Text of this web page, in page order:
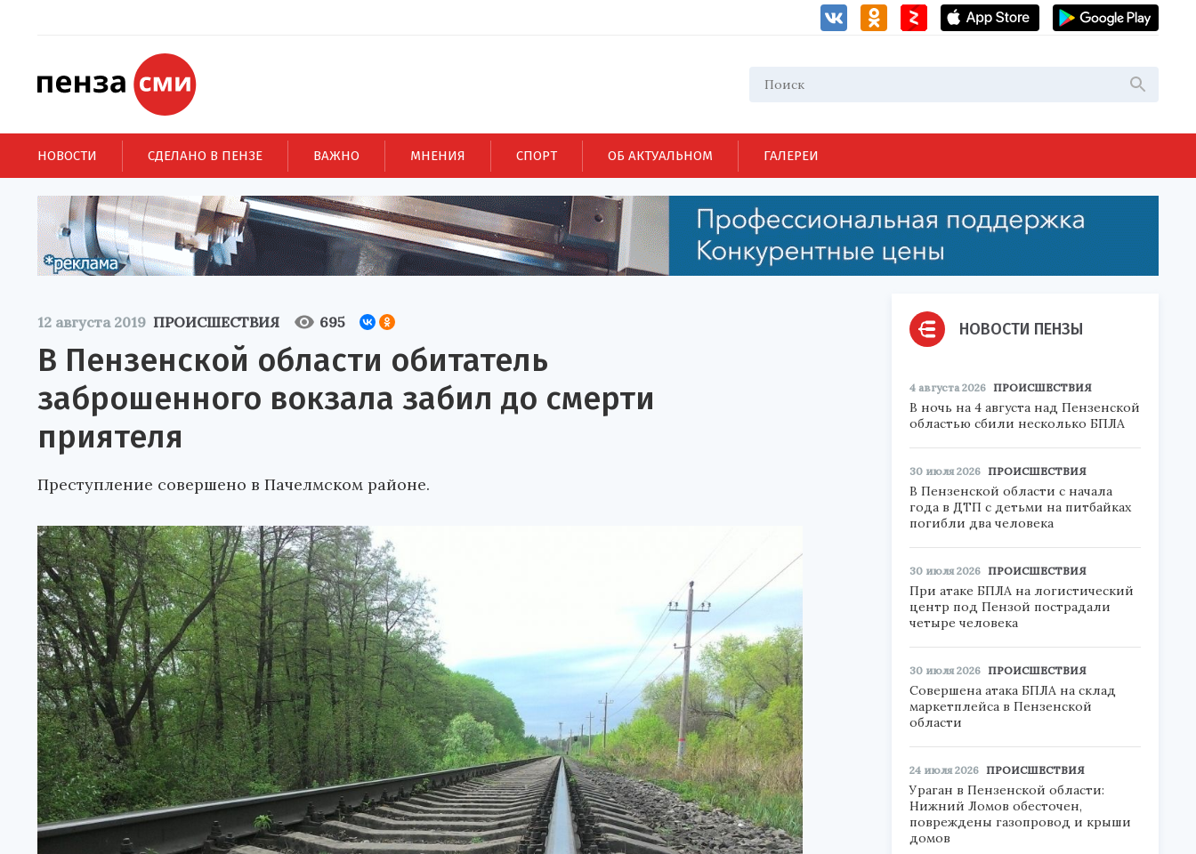
НОВОСТИ СДЕЛАНО В ПЕНЗЕ ВАЖНО МНЕНИЯ СПОРТ ОБ АКТУАЛЬНОМ ГАЛЕРЕИ
12 августа 2019 ПРОИСШЕСТВИЯ 695
В Пензенской области обитатель
заброшенного вокзала забил до смерти
приятеля
Преступление совершено в Пачелмском районе.
НОВОСТИ ПЕНЗЫ
4 августа 2026 ПРОИСШЕСТВИЯ
В ночь на 4 августа над Пензенской
областью сбили несколько БПЛА
30 июля 2026 ПРОИСШЕСТВИЯ
В Пензенской области с начала
года в ДТП с детьми на питбайках
погибли два человека
30 июля 2026 ПРОИСШЕСТВИЯ
При атаке БПЛА на логистический
центр под Пензой пострадали
четыре человека
30 июля 2026 ПРОИСШЕСТВИЯ
Совершена атака БПЛА на склад
маркетплейса в Пензенской
области
24 июля 2026 ПРОИСШЕСТВИЯ
Ураган в Пензенской области:
Нижний Ломов обесточен,
повреждены газопровод и крыши
домов